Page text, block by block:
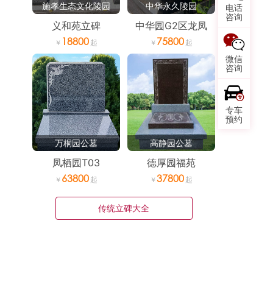
电话
咨询
微信
咨询
专车
预约
施孝生态文化陵园
义和苑立碑
18800
中华永久陵园
中华园G2区龙凤
75800
万桐园公墓
凤栖园T03
63800
高静园公墓
德厚园福苑
37800
传统立碑大全